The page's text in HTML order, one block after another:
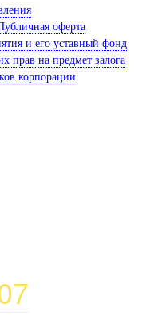
оферта
и его уставный фонд
прав на предмет залога
корпорации